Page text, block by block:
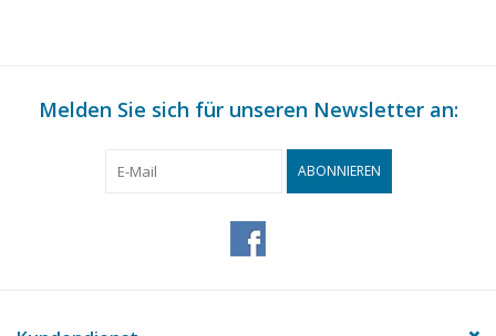
252
Vergrößerte 7 1/4” B-Lokomotive DL1 (Zeichnung)
Modellbauverein „Het Y“ 25 Jahre.
Frühlingsdampftag Loon op Zand.
Herbst-Dampftag in der Rijnhal.
Produktinformation von Artitec: Der Blaue Engel NS DE-1
272
Die Eisenbahn in den 50er, 60er, 70er Jahren
Melden Sie sich für unseren Newsletter an:
ABONNIEREN